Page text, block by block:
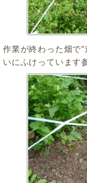
作業が終わった畑で
いにふけっています